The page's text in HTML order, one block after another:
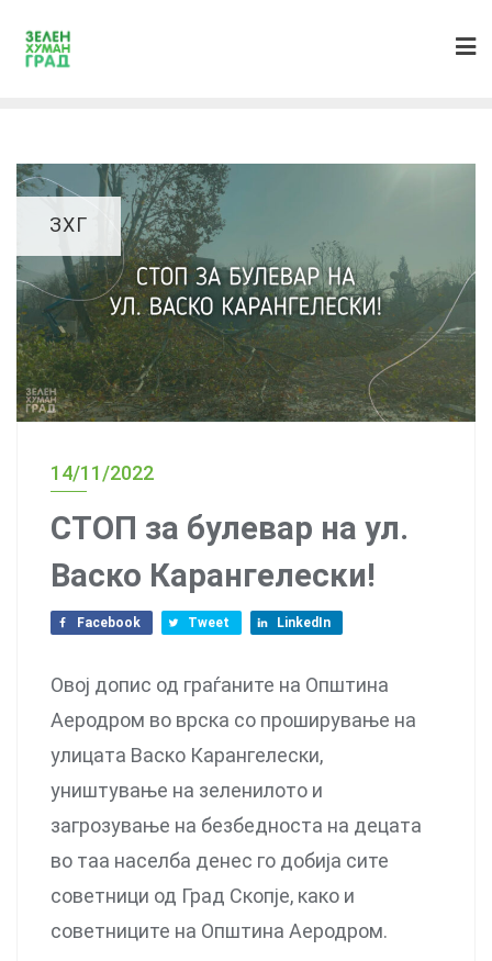
ЗХГ
14/11/2022
СТОП за булевар на ул.
Васко Карангелески!
Facebook Tweet LinkedIn
Овој допис од граѓаните на Општина
Аеродром во врска со проширување на
улицата Васко Карангелески,
уништување на зеленилото и
загрозување на безбедноста на децата
во таа населба денес го добија сите
советници од Град Скопје, како и
советниците на Општина Аеродром.